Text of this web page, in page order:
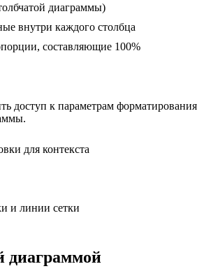
диаграммы)
внутри каждого столбца
составляющие 100%
к параметрам
для контекста
и линии сетки
диаграммой